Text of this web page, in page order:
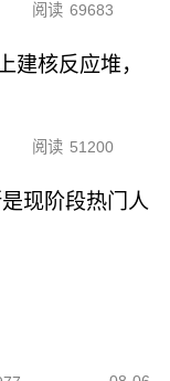
阅读 69683
建核反应堆，
阅读 51200
现阶段热门人